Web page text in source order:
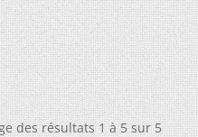
des résultats 1 à 5 sur 5